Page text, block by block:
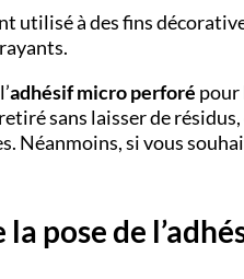
utilisé à des fins
adhésif micro perforé pour
sans laisser de
Néanmoins, si vous
pose de